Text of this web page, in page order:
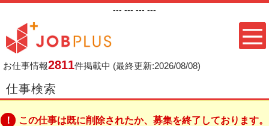
--- --- --- ---
お仕事情報2811件掲載中 (最終更新:2026/08/08)
仕事検索
この仕事は既に削除されたか、募集を終了しております。